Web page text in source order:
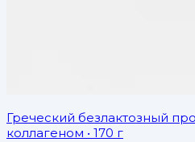
Греческий безлактозный
коллагеном • 170 г